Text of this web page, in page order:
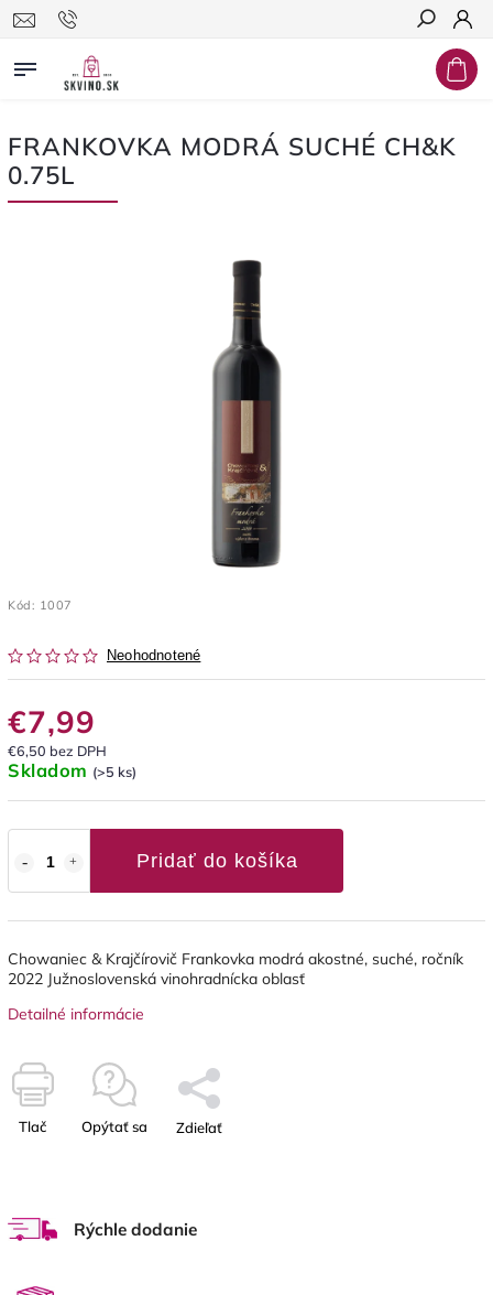
Hľadať
FRANKOVKA MODRÁ SUCHÉ CH&K
0.75L
Kód: 1007
Neohodnotené
€7,99
€6,50 bez DPH
Skladom (>5 ks)
Pridať do košíka
Chowaniec & Krajčírovič Frankovka modrá akostné, suché, ročník
2022 Južnoslovenská vinohradnícka oblasť
Detailné informácie
Tlač Opýtať sa Zdieľať
Rýchle dodanie